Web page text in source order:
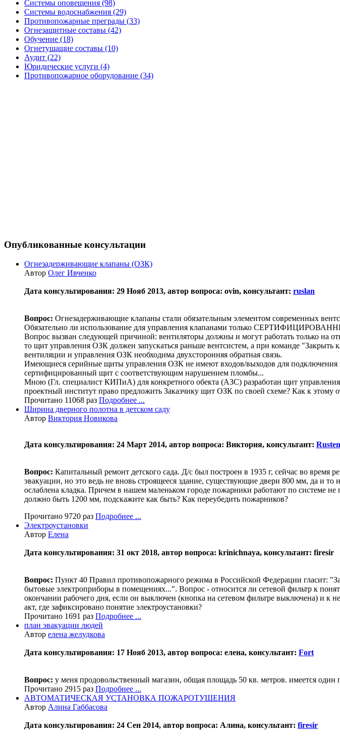
Системы оповещения (98)
Системы водоснабжения (29)
Противопожарные преграды (33)
Огнезащитные составы (42)
Обучение (18)
Огнетушащие составы (10)
Аудит (22)
Юридические услуги (4)
Противопожарное оборудование (34)
Опубликованные консультации
Огнезадерживающие клапаны (ОЗК)
Автор Олег Ивченко
Дата консультирования: 29 Нояб 2013, автор вопроса: ovin, консультант: ruslan
Вопрос: Огнезадерживающие клапаны стали обязательным элементом современных
Обязательно ли использование для управления клапанами только
Вопрос вызван следующей причиной: вентиляторы должны и могут работать только
то щит управления ОЗК должен запускаться раньше вентсистем, а при команде
вентиляции и управления ОЗК необходима двухсторонняя обратная связь.
Имеющиеся серийные щиты управления ОЗК не имеют входов/выходов для подключения
сертифицированный щит с соответствующим нарушением пломбы...
Мною (Гл. специалист КИПиА) для конкретного обекта (АЗС) разработан щит
проектный институт право предложить Заказчику щит ОЗК по своей схеме? Как к этому
Прочитано 11068 раз Подробнее ...
Ширина дверного полотна в детском саду
Автор Виктория Новикова
Дата консультирования: 24 Март 2014, автор вопроса: Виктория, консультант:
Вопрос: Капитальный ремонт детского сада. Д/с был построен в 1935 г, сейчас во
эвакуации, но это ведь не вновь строящееся здание, существующие двери 800 мм, да и то
ослаблена кладка. Причем в нашем маленьком городе пожарники работают по системе
должно быть 1200 мм, подскажите как быть? Как переубедить пожарников?
Прочитано 9720 раз Подробнее ...
Электроустановки
Автор Елена
Дата консультирования: 31 окт 2018, автор вопроса: krinichnaya, консультант: firesir
Вопрос: Пункт 40 Правил противопожарного режима в Российской Федерации гласит:
бытовые электроприборы в помещениях...". Вопрос - относится ли сетевой фильтр к
окончании рабочего дня, если он выключен (кнопка на сетевом фильтре выключена) и к
акт, где зафиксировано понятие электроустановки?
Прочитано 1691 раз Подробнее ...
план эвакуации людей
Автор елена желудкова
Дата консультирования: 17 Нояб 2013, автор вопроса: елена, консультант: Fort
Вопрос: у меня продовольственный магазин, общая площадь 50 кв. метров. имеется
Прочитано 2915 раз Подробнее ...
АВТОМАТИЧЕСКАЯ УСТАНОВКА ПОЖАРОТУШЕНИЯ
Автор Алина Габбасова
Дата консультирования: 24 Сен 2014, автор вопроса: Алина, консультант: firesir